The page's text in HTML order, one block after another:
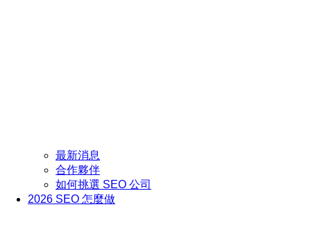
最新消息
合作夥伴
如何挑選 SEO 公司
2026 SEO 怎麼做